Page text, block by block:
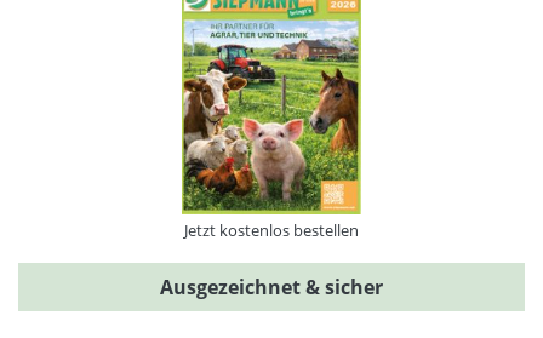
Jetzt kostenlos bestellen
Ausgezeichnet & sicher